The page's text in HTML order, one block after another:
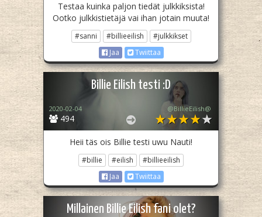
Testaa kuinka paljon tiedät julkkiksista!
Ootko julkkistietäjä vai ihan jotain muuta!
#sanni #billieeilish
#julkkikset
Jaa
Twiittaa
Billie Eilish testi :D
494
2020-02-04 @BillieEilish@
Heii täs ois Billie testi uwu Nauti!
#billie #eilish
#billieeilish
Jaa
Twiittaa
Millainen Billie Eilish fani olet?